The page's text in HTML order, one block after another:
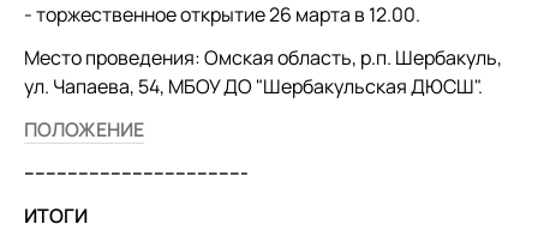
- торжественное открытие 26 марта в 12.00.
Место проведения: Омская область, р.п. Шербакуль,
ул. Чапаева, 54, МБОУ ДО "Шербакульская ДЮСШ".
ПОЛОЖЕНИЕ
-----------------------------------------
ИТОГИ